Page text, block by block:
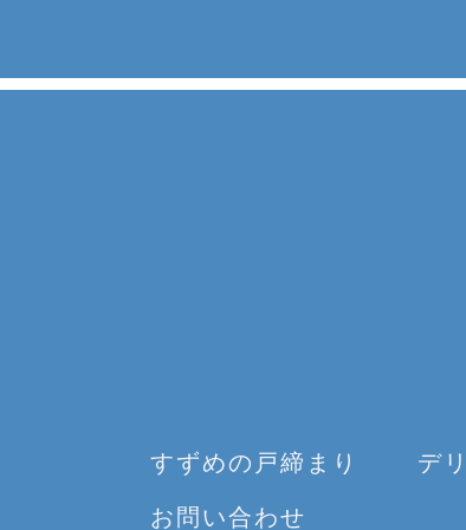
すずめの戸締まり デ
お問い合わせ